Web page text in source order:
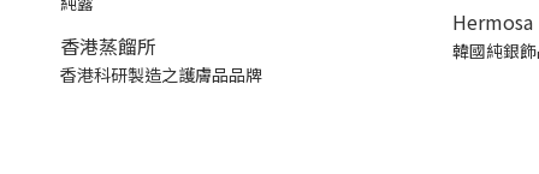
香港蒸餾所
香港科研製造之護膚品品牌
韓國純銀